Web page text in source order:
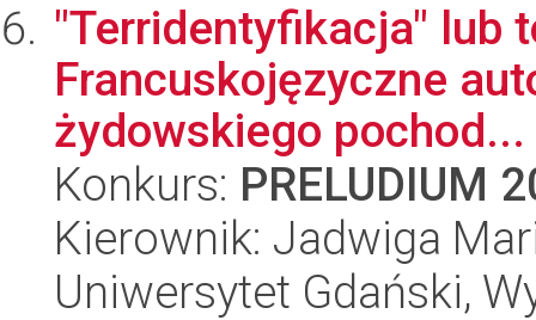
"Terridentyfikacja" lub
Francuskojęzyczne
żydowskiego pochod...
Konkurs: PRELUDIUM
Kierownik: Jadwiga
Uniwersytet Gdański,